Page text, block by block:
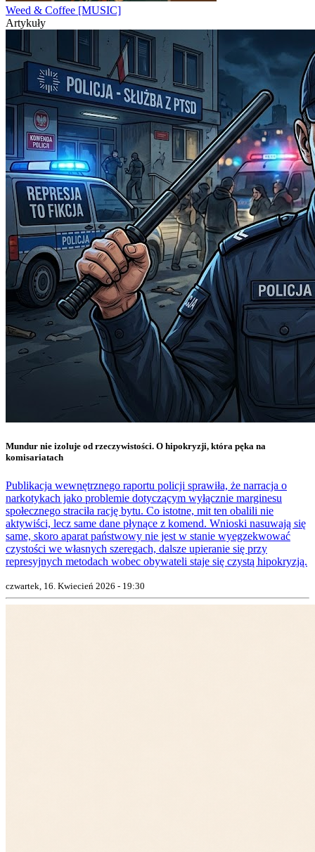
Weed & Coffee [MUSIC]
Artykuły
Mundur nie izoluje od rzeczywistości. O hipokryzji, która pęka na
komisariatach
Publikacja wewnętrznego raportu policji sprawiła, że narracja o
narkotykach jako problemie dotyczącym wyłącznie marginesu
społecznego straciła rację bytu. Co istotne, mit ten obalili nie
aktywiści, lecz same dane płynące z komend. Wnioski nasuwają się
same, skoro aparat państwowy nie jest w stanie wyegzekwować
czystości we własnych szeregach, dalsze upieranie się przy
represyjnych metodach wobec obywateli staje się czystą hipokryzją.
czwartek, 16. Kwiecień 2026 - 19:30